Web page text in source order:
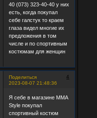
40 (073) 323-40-40 у них
есть, когда покупал
себе галстук то краем
глаза видел многие их
предложения в том
числе и по спортивным
костюмам для женщин
Поделиться
4
2023-08-07 21:48:36
Я себе в магазине MMA
Style покупал
спортивный костюм